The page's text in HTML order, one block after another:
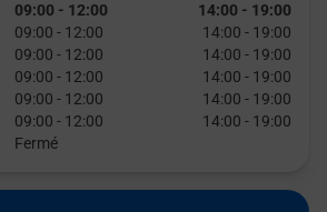
09:00 - 12:00 14:00 - 19:00
09:00 - 12:00 14:00 - 19:00
09:00 - 12:00 14:00 - 19:00
09:00 - 12:00 14:00 - 19:00
09:00 - 12:00 14:00 - 19:00
09:00 - 12:00 14:00 - 19:00
Fermé